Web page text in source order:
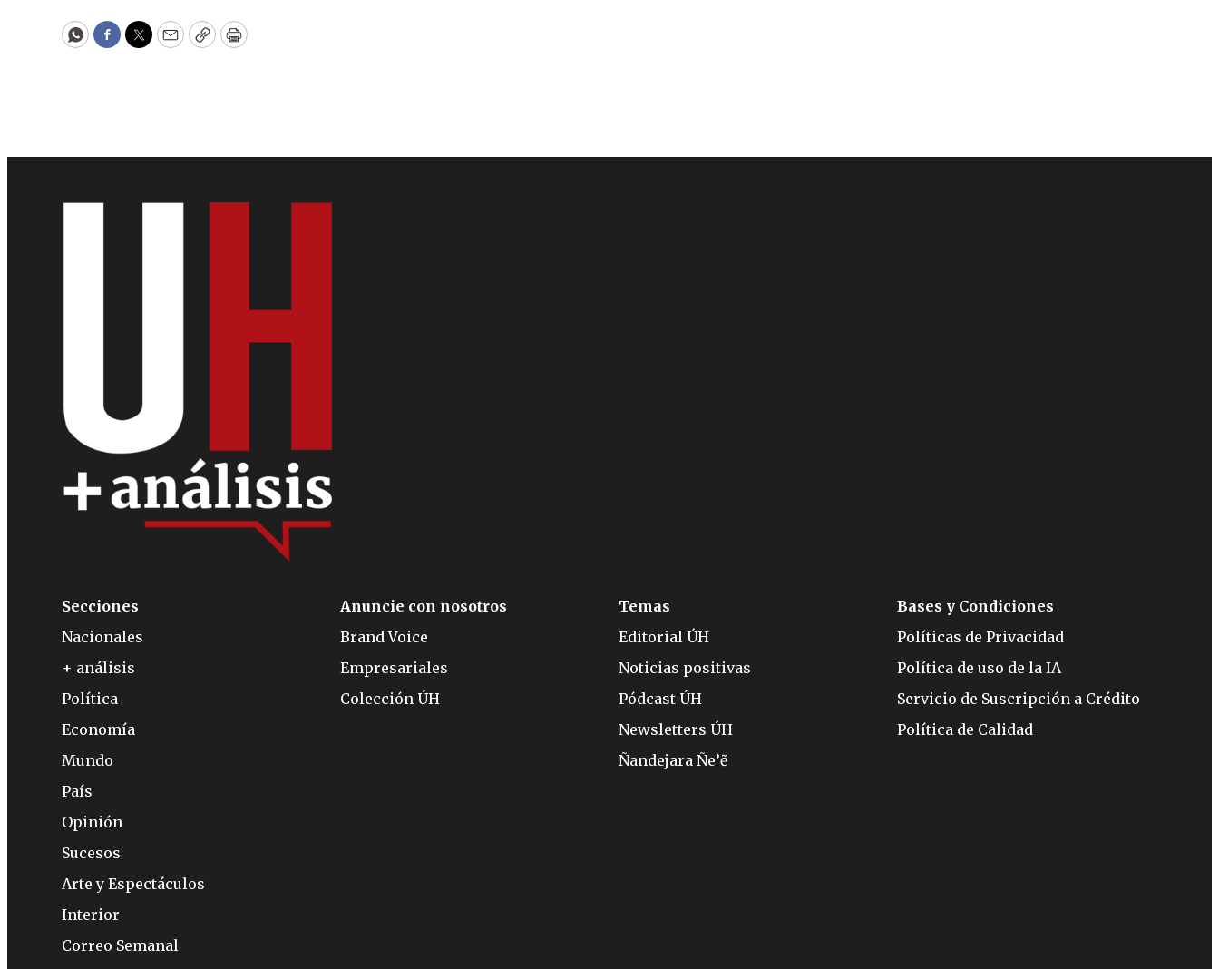
WhatsApp
Facebook
Twitter
EmailCopyPrint
Secciones
Nacionales
+ análisis
Política
Economía
Mundo
País
Opinión
Sucesos
Arte y Espectáculos
Interior
Correo Semanal
Anuncie con nosotros
Brand Voice
Empresariales
Colección ÚH
Temas
Editorial ÚH
Noticias positivas
Pódcast ÚH
Newsletters ÚH
Ñandejara Ñe’ẽ
Bases y Condiciones
Políticas de Privacidad
Política de uso de la IA
Servicio de Suscripción a Crédito
Política de Calidad